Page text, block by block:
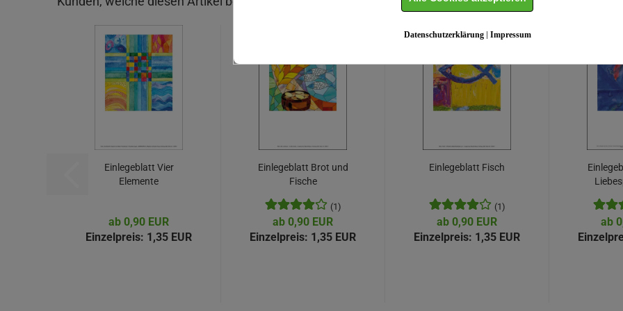
Einlegeblatt Vier
Elemente
ab 0,90 EUR
Einzelpreis: 1,35 EUR
Einlegeblatt Brot und
Fische
(1)
ab 0,90 EUR
Einzelpreis: 1,35 EUR
Einlegeblatt Fisch
(1)
ab 0,90 EUR
Einzelpreis: 1,35 EUR
ab
Datenschutzerklärung| Impressum